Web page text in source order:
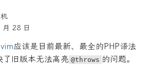
28 日
应该是目前最新、最全的PHP语法
了旧版本无法高亮 @throws 的问题。